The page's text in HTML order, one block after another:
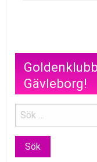
Gävleborg!